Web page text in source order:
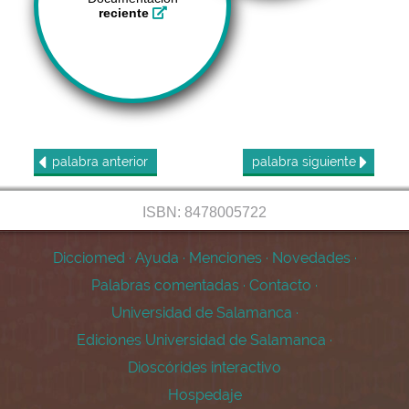
reciente
palabra anterior palabra siguiente
ISBN: 8478005722
Dicciomed · Ayuda · Menciones · Novedades ·
Palabras comentadas · Contacto ·
Universidad de Salamanca ·
Ediciones Universidad de Salamanca ·
Dioscórides interactivo
Hospedaje